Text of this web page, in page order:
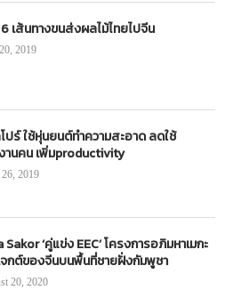
เส้นทางขนส่งผลไม้ไทยไปจีน
2019
ปร์ ใช้หุ่นยนต์ทำความสะอาด ลดใช้
านคน เพิ่มproductivity
2019
Sakor ‘คู่แข่ง EEC’ โครงการอภิมหาเมกะ
จกต์ของจีนบนพื้นที่ชายฝั่งกัมพูชา
20, 2020